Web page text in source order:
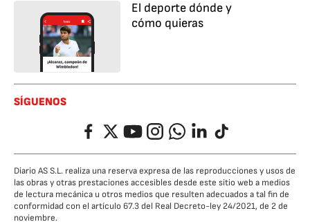
El deporte dónde y
cómo quieras
SÍGUENOS
FacebookTwitterYouTubeInstagramWhatsappLinkedIn
TikTok
Diario AS S.L. realiza una reserva expresa de las reproducciones y usos de
las obras y otras prestaciones accesibles desde este sitio web a medios
de lectura mecánica u otros medios que resulten adecuados a tal fin de
conformidad con el artículo 67.3 del Real Decreto-ley 24/2021, de 2 de
noviembre.